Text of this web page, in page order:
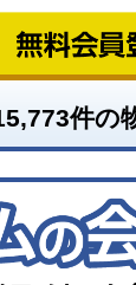
件の